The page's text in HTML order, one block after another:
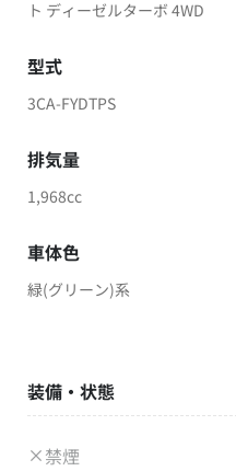
ト ディーゼルターボ 4WD
型式
3CA-FYDTPS
排気量
1,968cc
車体色
緑(グリーン)系
装備・状態
禁煙